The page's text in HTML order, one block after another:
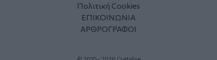
Πολιτική Cookies
ΕΠΙΚΟΙΝΩΝΙΑ
ΑΡΘΡΟΓΡΑΦΟΙ
© 2010 - 2026 Cretalive